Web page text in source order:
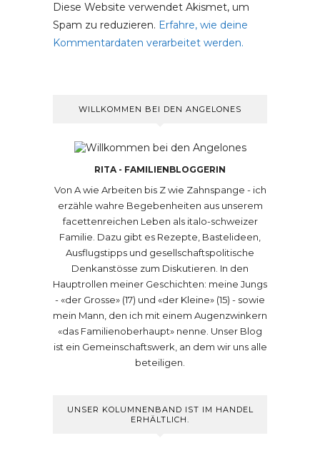
Diese Website verwendet Akismet, um
Spam zu reduzieren. Erfahre, wie deine
Kommentardaten verarbeitet werden.
WILLKOMMEN BEI DEN ANGELONES
RITA - FAMILIENBLOGGERIN
Von A wie Arbeiten bis Z wie Zahnspange - ich
erzähle wahre Begebenheiten aus unserem
facettenreichen Leben als italo-schweizer
Familie. Dazu gibt es Rezepte, Bastelideen,
Ausflugstipps und gesellschaftspolitische
Denkanstösse zum Diskutieren. In den
Hauptrollen meiner Geschichten: meine Jungs
- «der Grosse» (17) und «der Kleine» (15) - sowie
mein Mann, den ich mit einem Augenzwinkern
«das Familienoberhaupt» nenne. Unser Blog
ist ein Gemeinschaftswerk, an dem wir uns alle
beteiligen.
UNSER KOLUMNENBAND IST IM HANDEL
ERHÄLTLICH.